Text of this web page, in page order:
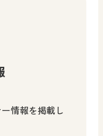
情報を掲載し